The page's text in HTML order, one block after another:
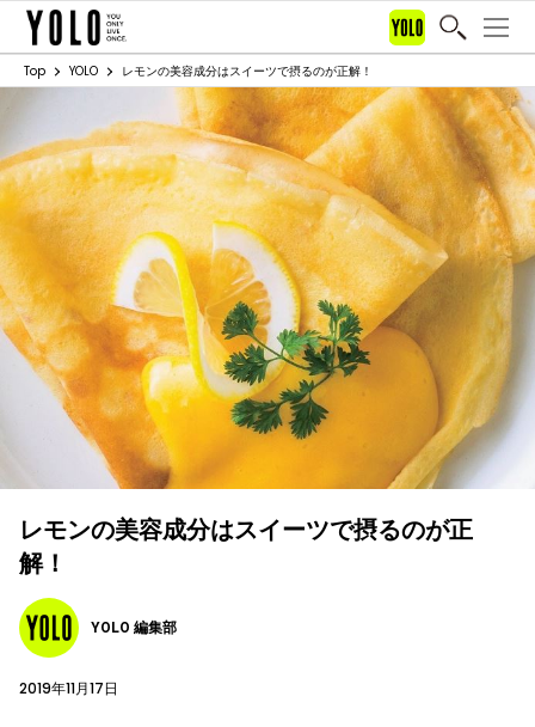
Top YOLO レモンの美容成分はスイーツで摂るのが正解！
レモンの美容成分はスイーツで摂るのが正
解！
YOLO 編集部
2019年11月17日